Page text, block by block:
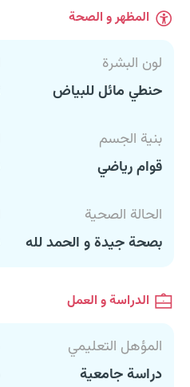
المظهر و الصحة
لون البشرة
حنطي مائل للبياض
بنية الجسم
قوام رياضي
الحالة الصحية
بصحة جيدة و الحمد لله
الدراسة و العمل
المؤهل التعليمي
دراسة جامعية